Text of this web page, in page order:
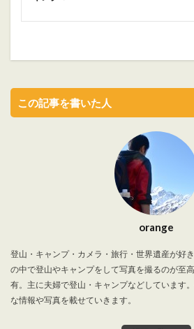
この記事を書いた人
orange
登山・キャンプ・カメラ・旅行・世界遺産が好
の中で登山やキャンプをして写真を撮るのが至
有。主に夫婦で登山・キャンプなどしています
な情報や写真を載せていきます。